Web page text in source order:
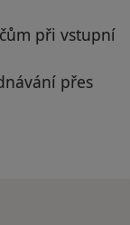
při vstupní
přes